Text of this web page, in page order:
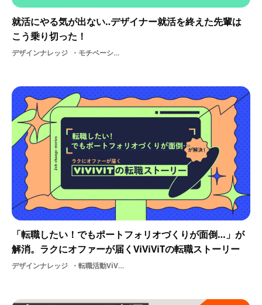
就活にやる気が出ない‥デザイナー就活を終えた先輩は
こう乗り切った！
デザインナレッジ モチベーション就活
「転職したい！でもポートフォリオづくりが面倒…」が
解消。ラクにオファーが届くViViViTの転職ストーリー
デザインナレッジ 転職活動ViViViTの使い方デザイナー